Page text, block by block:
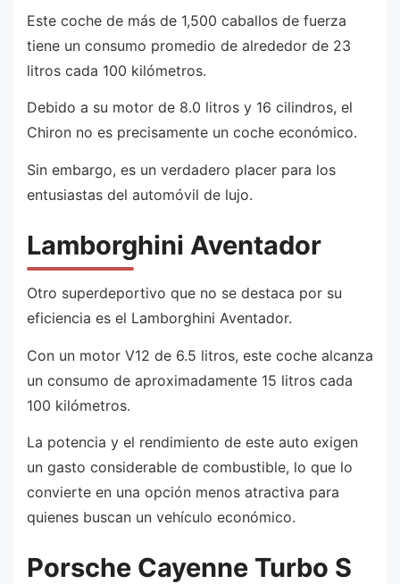
Este coche de más de 1,500 caballos de fuerza
tiene un consumo promedio de alrededor de 23
litros cada 100 kilómetros.
Debido a su motor de 8.0 litros y 16 cilindros, el
Chiron no es precisamente un coche económico.
Sin embargo, es un verdadero placer para los
entusiastas del automóvil de lujo.
Lamborghini Aventador
Otro superdeportivo que no se destaca por su
eficiencia es el Lamborghini Aventador.
Con un motor V12 de 6.5 litros, este coche alcanza
un consumo de aproximadamente 15 litros cada
100 kilómetros.
La potencia y el rendimiento de este auto exigen
un gasto considerable de combustible, lo que lo
convierte en una opción menos atractiva para
quienes buscan un vehículo económico.
Porsche Cayenne Turbo S